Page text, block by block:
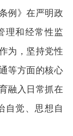
例》在严明政
理和经常性监
为，坚持党性
等方面的核心
融入日常抓在
自觉、思想自